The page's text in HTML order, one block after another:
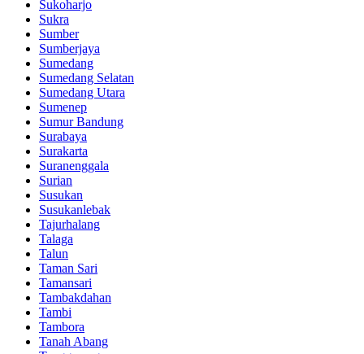
Sukoharjo
Sukra
Sumber
Sumberjaya
Sumedang
Sumedang Selatan
Sumedang Utara
Sumenep
Sumur Bandung
Surabaya
Surakarta
Suranenggala
Surian
Susukan
Susukanlebak
Tajurhalang
Talaga
Talun
Taman Sari
Tamansari
Tambakdahan
Tambi
Tambora
Tanah Abang